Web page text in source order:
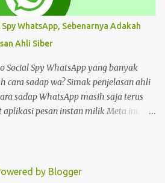
sebagian tampilan maupun
font, memunculkan spam
dalam website, dan masih banyak lagi.
dilakukan dengan tujuan tertentu.
situs, menjual produk, atau
Hal te...
WhatsApp, Sebenarnya Adakah
Ahli Siber
Social Spy WhatsApp yang banyak
cara sadap wa? Simak penjelasan ahli
sadap WhatsApp masih saja terus
pesan instan milik Meta ini.
nomor telpon atau nomor wa ini?
by Blogger